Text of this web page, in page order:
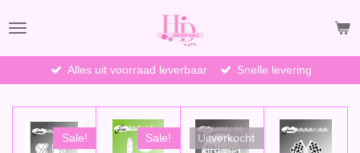
direct
hoofdinhoud
Alles uit voorraad leverbaar Snelle levering
Sale! Sale! Uitverkocht